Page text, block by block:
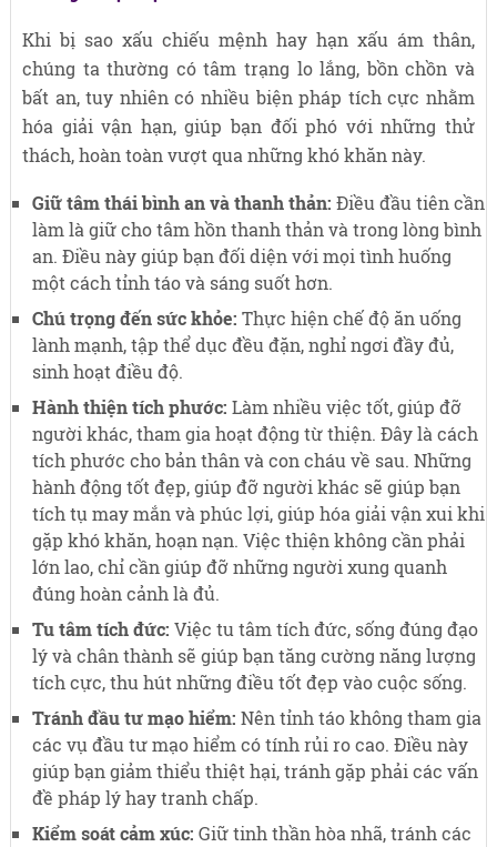
Khi bị sao xấu chiếu mệnh hay hạn xấu ám thân,
chúng ta thường có tâm trạng lo lắng, bồn chồn và
bất an, tuy nhiên có nhiều biện pháp tích cực nhằm
hóa giải vận hạn, giúp bạn đối phó với những thử
thách, hoàn toàn vượt qua những khó khăn này.
Giữ tâm thái bình an và thanh thản: Điều đầu tiên cần
làm là giữ cho tâm hồn thanh thản và trong lòng bình
an. Điều này giúp bạn đối diện với mọi tình huống
một cách tỉnh táo và sáng suốt hơn.
Chú trọng đến sức khỏe: Thực hiện chế độ ăn uống
lành mạnh, tập thể dục đều đặn, nghỉ ngơi đầy đủ,
sinh hoạt điều độ.
Hành thiện tích phước: Làm nhiều việc tốt, giúp đỡ
người khác, tham gia hoạt động từ thiện. Đây là cách
tích phước cho bản thân và con cháu về sau. Những
hành động tốt đẹp, giúp đỡ người khác sẽ giúp bạn
tích tụ may mắn và phúc lợi, giúp hóa giải vận xui khi
gặp khó khăn, hoạn nạn. Việc thiện không cần phải
lớn lao, chỉ cần giúp đỡ những người xung quanh
đúng hoàn cảnh là đủ.
Tu tâm tích đức: Việc tu tâm tích đức, sống đúng đạo
lý và chân thành sẽ giúp bạn tăng cường năng lượng
tích cực, thu hút những điều tốt đẹp vào cuộc sống.
Tránh đầu tư mạo hiểm: Nên tỉnh táo không tham gia
các vụ đầu tư mạo hiểm có tính rủi ro cao. Điều này
giúp bạn giảm thiểu thiệt hại, tránh gặp phải các vấn
đề pháp lý hay tranh chấp.
Kiểm soát cảm xúc: Giữ tinh thần hòa nhã, tránh các